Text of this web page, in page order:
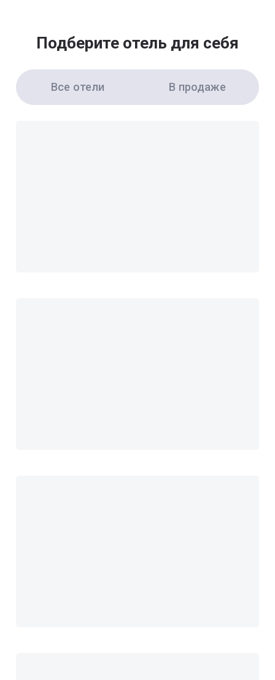
Подберите отель для себя
Все отели В продаже